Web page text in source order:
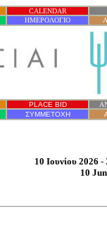
CALENDAR
ΗΜΕΡΟΛΟΓΙΟ
PLACE BID
ΣΥΜΜΕΤΟΧΗ
10 Ιουνίου 2026 -
10